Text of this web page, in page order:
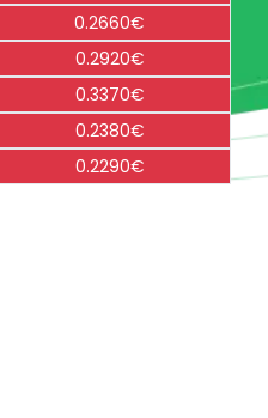
0.2660€
0.2920€
0.3370€
0.2380€
0.2290€